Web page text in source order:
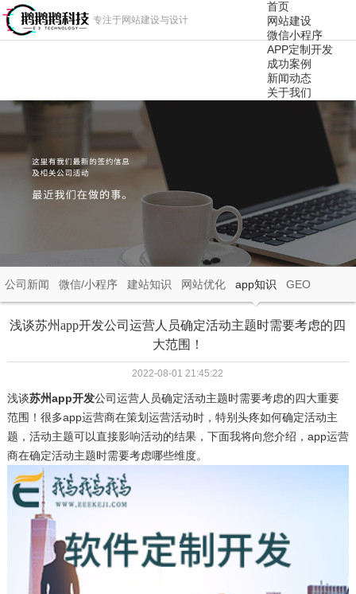
专注于网站建设与设计
首页
网站建设
微信小程序
APP定制开发
成功案例
新闻动态
关于我们
公司新闻 微信/小程序 建站知识 网站优化 app知识 GEO
浅谈苏州app开发公司运营人员确定活动主题时需要考虑的四
大范围！
2022-08-01 21:45:22
浅谈苏州app开发公司运营人员确定活动主题时需要考虑的四大重要
范围！很多app运营商在策划运营活动时，特别头疼如何确定活动主
题，活动主题可以直接影响活动的结果，下面我将向您介绍，app运营
商在确定活动主题时需要考虑哪些维度。